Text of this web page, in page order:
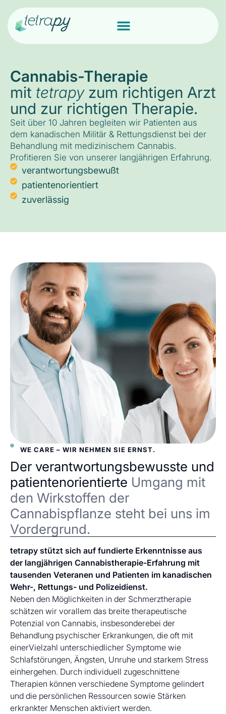
Cannabis-Therapie
mit tetrapyzum richtigen Arzt
und zur richtigen Therapie.
Seit über 10 Jahren begleiten wir Patienten aus
dem kanadischen Militär & Rettungsdienst bei der
Behandlung mit medizinischem Cannabis.
Profitieren Sie von unserer langjährigen Erfahrung.
verantwortungsbewußt
patientenorientiert
zuverlässig
WE CARE – WIR NEHMEN SIE ERNST.
Der verantwortungsbewusste und
patientenorientierte Umgang mit
den Wirkstoffen der
Cannabispflanze steht bei uns im
Vordergrund.
tetrapy stützt sich auf fundierte Erkenntnisse aus
der langjährigen Cannabistherapie-Erfahrung mit
tausenden Veteranen und Patienten im kanadischen
Wehr-, Rettungs- und Polizeidienst.
Neben den Möglichkeiten in der Schmerztherapie
schätzen wir vorallem das breite therapeutische
Potenzial von Cannabis, insbesonderebei der
Behandlung psychischer Erkrankungen, die oft mit
einerVielzahl unterschiedlicher Symptome wie
Schlafstörungen, Ängsten, Unruhe und starkem Stress
einhergehen. Durch individuell zugeschnittene
Therapien können verschiedene Symptome gelindert
und die persönlichen Ressourcen sowie Stärken
erkrankter Menschen aktiviert werden.